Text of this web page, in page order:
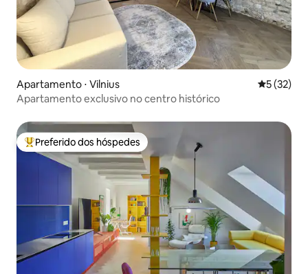
Apartamento ⋅ Vilnius 5 de uma
5 (32)
Apartamento exclusivo no centro histórico
Entre os melhores preferidos dos hóspedes
Preferido dos hóspedes